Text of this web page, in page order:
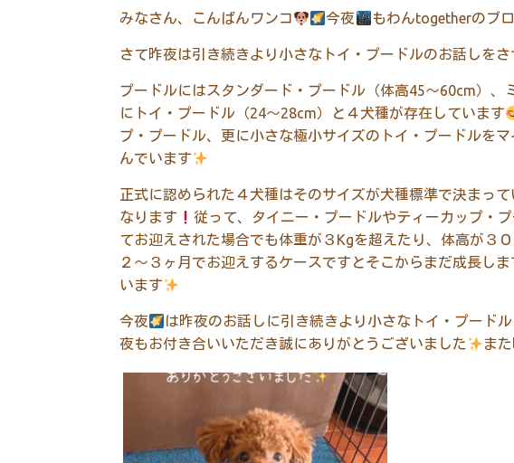
みなさん、こんばんワンコ 今夜 もわんtogetherのブ
さて昨夜は引き続きより小さなトイ・プードルのお話しを
プードルにはスタンダード・プードル（体高45～60cm）
にトイ・プードル（24〜28cm）と４犬種が存在しています
プ・プードル、更に小さな極小サイズのトイ・プードルを
んでいます
正式に認められた４犬種はそのサイズが犬種標準で決まっ
なります
従って、タイニー・プードルやティーカップ・
てお迎えされた場合でも体重が３Kgを超えたり、体高が３
２〜３ヶ月でお迎えするケースですとそこからまだ成長し
います
今夜 は昨夜のお話しに引き続きより小さなトイ・プード
夜もお付き合いいただき誠にありがとうございました
ま